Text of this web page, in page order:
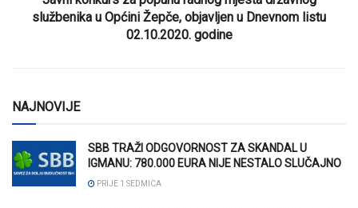
službenika u Općini Žepče, objavljen u Dnevnom listu
02.10.2020. godine
NAJNOVIJE
SBB TRAŽI ODGOVORNOST ZA SKANDAL U
IGMANU: 780.000 EURA NIJE NESTALO SLUČAJNO
PRIJE 1 SEDMICA